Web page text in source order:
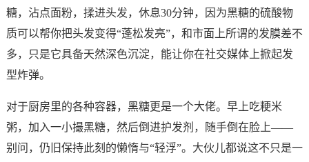
糖，沾点面粉，揉进头发，休息30分钟，因为黑糖的硫酸物
质可以帮你把头发变得“蓬松发亮”，和市面上所谓的发膜差不
多，只是它具备天然深色沉淀，能让你在社交媒体上掀起发
型炸弹。
对于厨房里的各种容器，黑糖更是一个大佬。早上吃粳米
粥，加入一小撮黑糖，然后倒进护发剂，随手倒在脸上——
别问，仍旧保持此刻的懒惰与“轻浮”。大伙儿都说这不只是一